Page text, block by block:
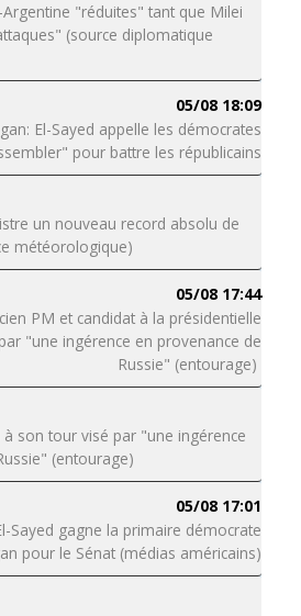
"réduites" tant que Milei
(source diplomatique
05/08 18:09
El-Sayed appelle les démocrates
pour battre les républicains
un nouveau record absolu de
météorologique)
05/08 17:44
PM et candidat à la présidentielle
"une ingérence en provenance de
Russie" (entourage)
à son tour visé par "une ingérence
(entourage)
05/08 17:01
Sayed gagne la primaire démocrate
pour le Sénat (médias américains)